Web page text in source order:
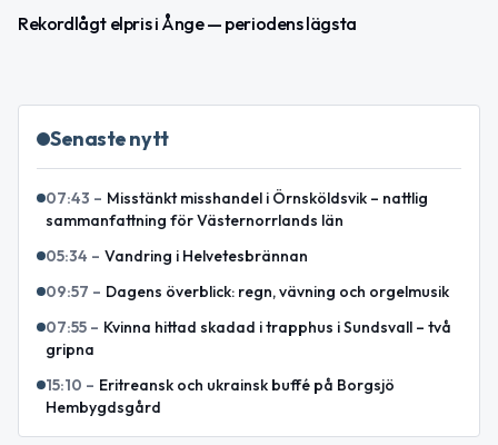
Rekordlågt elpris i Ånge — periodens lägsta
Senaste nytt
07:43 – Misstänkt misshandel i Örnsköldsvik – nattlig
sammanfattning för Västernorrlands län
05:34 – Vandring i Helvetesbrännan
09:57 – Dagens överblick: regn, vävning och orgelmusik
07:55 – Kvinna hittad skadad i trapphus i Sundsvall – två
gripna
15:10 – Eritreansk och ukrainsk buffé på Borgsjö
Hembygdsgård